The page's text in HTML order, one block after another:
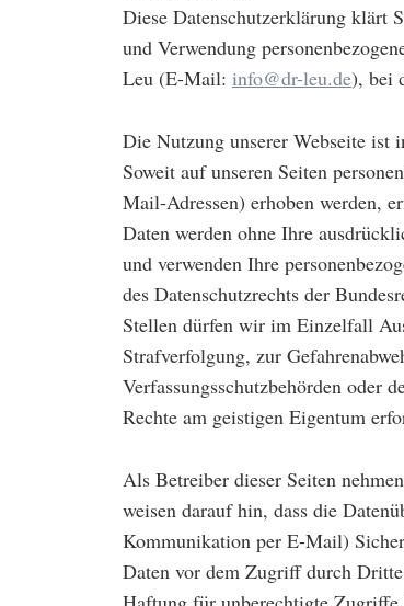
Diese Datenschutzerklärung klärt
und Verwendung
Leu (E-Mail: info@dr-leu.de), bei
Die Nutzung unserer Webseite ist
Soweit auf unseren Seiten
Mail-Adressen) erhoben werden,
Daten werden ohne Ihre
und verwenden Ihre
des Datenschutzrechts der
Stellen dürfen wir im Einzelfall
Strafverfolgung, zur
Verfassungsschutzbehörden oder
Rechte am geistigen Eigentum
Als Betreiber dieser Seiten
weisen darauf hin, dass die
Kommunikation per E-Mail)
Daten vor dem Zugriff durch